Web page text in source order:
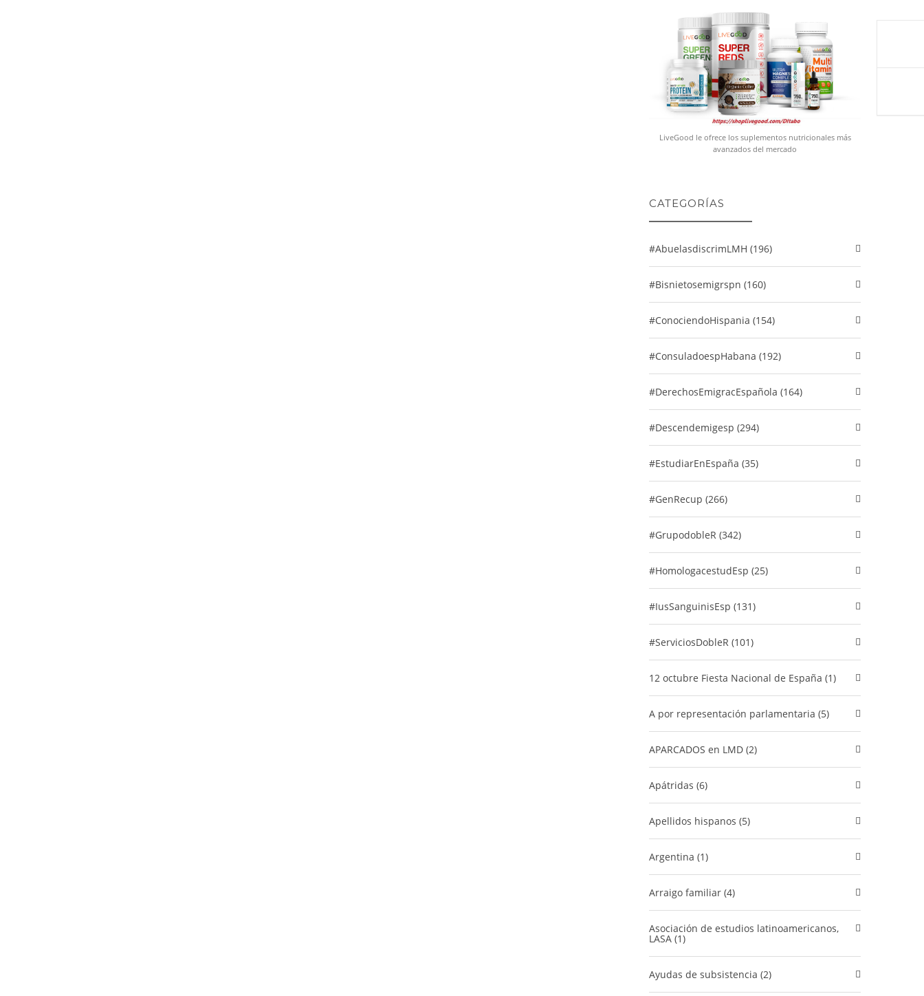
LiveGood le ofrece los suplementos nutricionales más
avanzados del mercado
CATEGORÍAS
#abuelasdiscrimLMH (196)
#Bisnietosemigrspn (160)
#conociendoHispania (154)
#consuladoespHabana (192)
#DerechosEmigracEspañola (164)
#descendemigesp (294)
#EstudiarEnEspaña (35)
#GenRecup (266)
#GrupodobleR (342)
#HomologacestudEsp (25)
#IusSanguinisEsp (131)
#ServiciosDobleR (101)
12 octubre Fiesta Nacional de España (1)
A por representación parlamentaria (5)
APARCADOS en LMD (2)
Apátridas (6)
Apellidos hispanos (5)
Argentina (1)
Arraigo familiar (4)
Asociación de estudios latinoamericanos,
LASA (1)
Ayudas de subsistencia (2)